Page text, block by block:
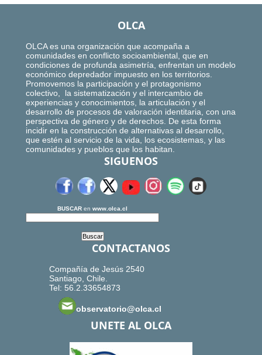
OLCA
OLCA es una organización que acompaña a
comunidades en conflicto socioambiental, que en
condiciones de profunda asimetría, enfrentan un modelo
económico depredador impuesto en los territorios.
Promovemos la participación y el protagonismo
colectivo, la sistematización y el intercambio de
experiencias y conocimientos, la articulación y el
desarrollo de procesos de valoración identitaria, con una
perspectiva de género y de derechos. De esta forma
incidir en la construcción de alternativas al desarrollo,
que estén al servicio de la vida, los ecosistemas, y las
comunidades y pueblos que los habitan.
SIGUENOS
BUSCAR en www.olca.cl
CONTACTANOS
Compañía de Jesús 2540
Santiago, Chile.
Tel: 56.2.33654873
observatorio@olca.cl
UNETE AL OLCA